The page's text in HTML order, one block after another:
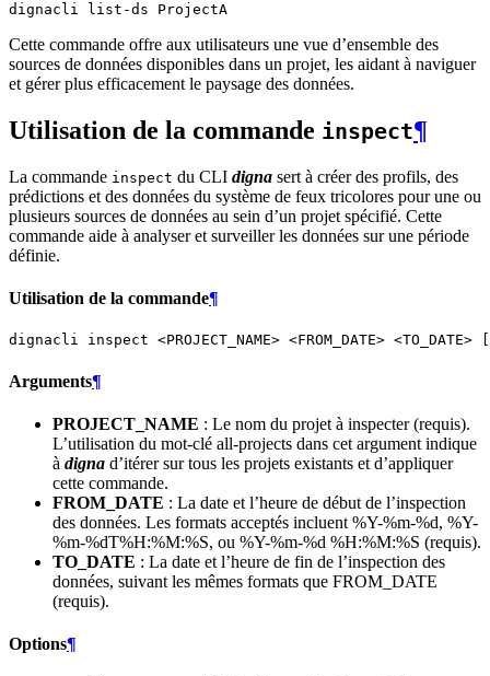
dignacli list-ds
Cette commande offre aux utilisateurs une vue d’ensemble des
sources de données disponibles dans un projet, les aidant à naviguer
et gérer plus efficacement le paysage des données.
Utilisation de la commande inspect¶
La commande inspect du CLI digna sert à créer des profils, des
prédictions et des données du système de feux tricolores pour une ou
plusieurs sources de données au sein d’un projet spécifié. Cette
commande aide à analyser et surveiller les données sur une période
définie.
Utilisation de la commande¶
dignacli inspect <PROJECT_NAME> <FROM_DATE> <TO_DATE>
Arguments¶
PROJECT_NAME : Le nom du projet à inspecter (requis).
L’utilisation du mot-clé all-projects dans cet argument indique
à digna d’itérer sur tous les projets existants et d’appliquer
cette commande.
FROM_DATE : La date et l’heure de début de l’inspection
des données. Les formats acceptés incluent %Y-%m-%d, %Y-
%m-%dT%H:%M:%S, ou %Y-%m-%d %H:%M:%S (requis).
TO_DATE : La date et l’heure de fin de l’inspection des
données, suivant les mêmes formats que FROM_DATE
(requis).
Options¶